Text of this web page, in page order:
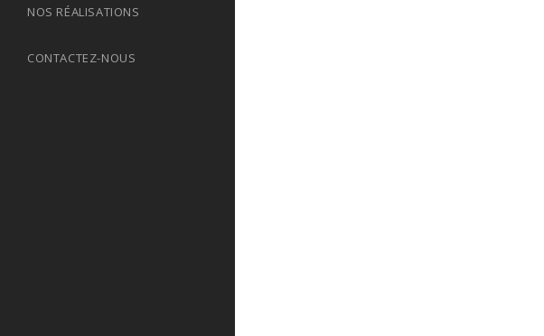
NOS RÉALISATIONS
CONTACTEZ-NOUS